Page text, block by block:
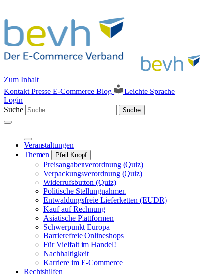
Zum Inhalt
Kontakt Presse E-Commerce Blog
Leichte Sprache
Login
Suche
Suche
Veranstaltungen
Themen
Pfeil Knopf
Preisangabenverordnung (Quiz)
Verpackungsverordnung (Quiz)
Widerrufsbutton (Quiz)
Politische Stellungnahmen
Entwaldungsfreie Lieferketten (EUDR)
Kauf auf Rechnung
Asiatische Plattformen
Schwerpunkt Europa
Barrierefreie Onlineshops
Für Vielfalt im Handel!
Nachhaltigkeit
Karriere im E-Commerce
Rechtshilfen